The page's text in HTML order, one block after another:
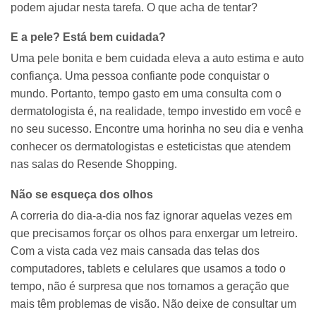
podem ajudar nesta tarefa. O que acha de tentar?
E a pele? Está bem cuidada?
Uma pele bonita e bem cuidada eleva a auto estima e auto
confiança. Uma pessoa confiante pode conquistar o
mundo. Portanto, tempo gasto em uma consulta com o
dermatologista é, na realidade, tempo investido em você e
no seu sucesso. Encontre uma horinha no seu dia e venha
conhecer os dermatologistas e esteticistas que atendem
nas salas do Resende Shopping.
Não se esqueça dos olhos
A correria do dia-a-dia nos faz ignorar aquelas vezes em
que precisamos forçar os olhos para enxergar um letreiro.
Com a vista cada vez mais cansada das telas dos
computadores, tablets e celulares que usamos a todo o
tempo, não é surpresa que nos tornamos a geração que
mais têm problemas de visão. Não deixe de consultar um